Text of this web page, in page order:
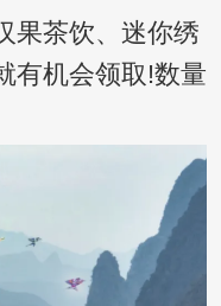
茶饮、迷你绣
有机会领取!数量